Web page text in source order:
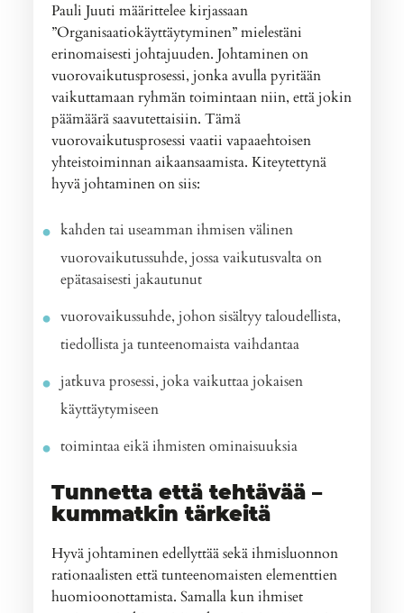
Pauli Juuti määrittelee kirjassaan
”Organisaatiokäyttäytyminen” mielestäni
erinomaisesti johtajuuden. Johtaminen on
vuorovaikutusprosessi, jonka avulla pyritään
vaikuttamaan ryhmän toimintaan niin, että jokin
päämäärä saavutettaisiin. Tämä
vuorovaikutusprosessi vaatii vapaaehtoisen
yhteistoiminnan aikaansaamista. Kiteytettynä
hyvä johtaminen on siis:
kahden tai useamman ihmisen välinen
vuorovaikutussuhde, jossa vaikutusvalta on
epätasaisesti jakautunut
vuorovaikussuhde, johon sisältyy taloudellista,
tiedollista ja tunteenomaista vaihdantaa
jatkuva prosessi, joka vaikuttaa jokaisen
käyttäytymiseen
toimintaa eikä ihmisten ominaisuuksia
Tunnetta että tehtävää –
kummatkin tärkeitä
Hyvä johtaminen edellyttää sekä ihmisluonnon
rationaalisten että tunteenomaisten elementtien
huomioonottamista. Samalla kun ihmiset